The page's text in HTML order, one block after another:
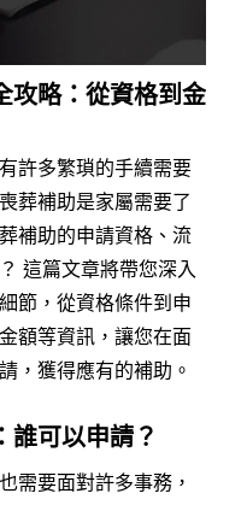
攻略：從資格到金
許多繁瑣的手續需要
葬補助是家屬需要了
補助的申請資格、流
這篇文章將帶您深入
節，從資格條件到申
額等資訊，讓您在面
，獲得應有的補助。
誰可以申請？
需要面對許多事務，